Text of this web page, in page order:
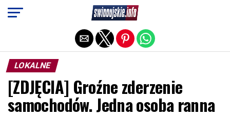
LOKALNE
[ZDJĘCIA] Groźne zderzenie
samochodów. Jedna osoba ranna
Exit mobile version